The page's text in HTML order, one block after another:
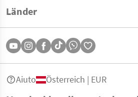
Länder
Aiuto Österreich | EUR